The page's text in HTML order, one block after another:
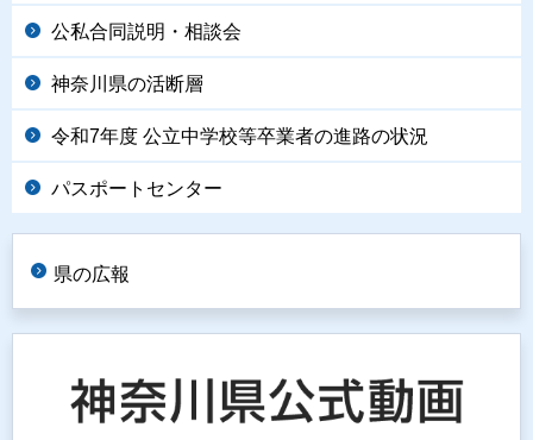
公私合同説明・相談会
神奈川県の活断層
令和7年度 公立中学校等卒業者の進路の状況
パスポートセンター
県の広報